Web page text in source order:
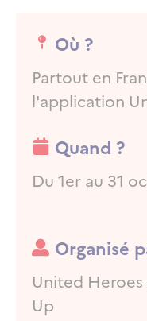
Où ?
Partout en
l'application
Quand ?
Du 1er au 31
Organisé
Organisé par ?
United
Up